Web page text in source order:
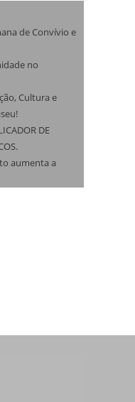
de Convívio e
no
Cultura e
DE
aumenta a